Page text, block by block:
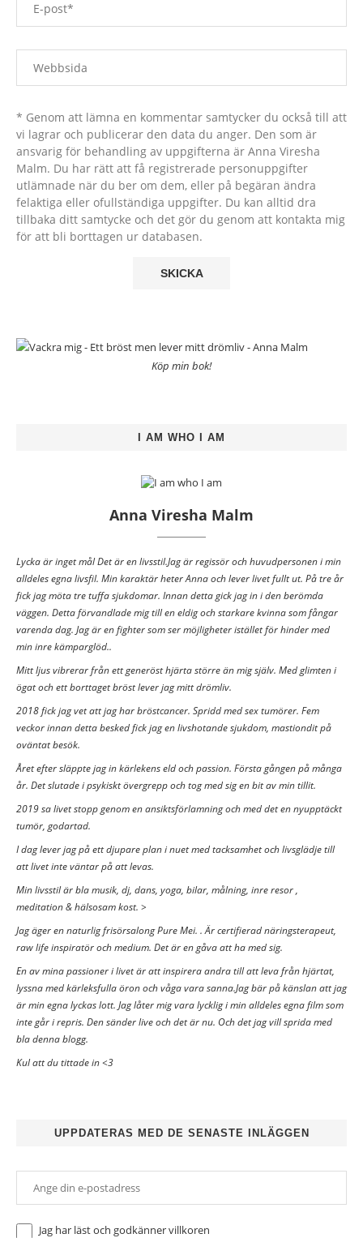
* Genom att lämna en kommentar samtycker du också till att
vi lagrar och publicerar den data du anger. Den som är
ansvarig för behandling av uppgifterna är Anna Viresha
Malm. Du har rätt att få registrerade personuppgifter
utlämnade när du ber om dem, eller på begäran ändra
felaktiga eller ofullständiga uppgifter. Du kan alltid dra
tillbaka ditt samtycke och det gör du genom att kontakta mig
för att bli borttagen ur databasen.
Köp min bok!
I AM WHO I AM
Anna Viresha Malm
Lycka är inget mål Det är en livsstil.Jag är regissör och huvudpersonen i min
alldeles egna livsfil. Min karaktär heter Anna och lever livet fullt ut. På tre år
fick jag möta tre tuffa sjukdomar. Innan detta gick jag in i den berömda
väggen. Detta förvandlade mig till en eldig och starkare kvinna som fångar
varenda dag. Jag är en fighter som ser möjligheter istället för hinder med
min inre kämparglöd..
Mitt ljus vibrerar från ett generöst hjärta större än mig själv. Med glimten i
ögat och ett borttaget bröst lever jag mitt drömliv.
2018 fick jag vet att jag har bröstcancer. Spridd med sex tumörer. Fem
veckor innan detta besked fick jag en livshotande sjukdom, mastiondit på
oväntat besök.
Året efter släppte jag in kärlekens eld och passion. Första gången på många
år. Det slutade i psykiskt övergrepp och tog med sig en bit av min tillit.
2019 sa livet stopp genom en ansiktsförlamning och med det en nyupptäckt
tumör, godartad.
I dag lever jag på ett djupare plan i nuet med tacksamhet och livsglädje till
att livet inte väntar på att levas.
Min livsstil är bla musik, dj, dans, yoga, bilar, målning, inre resor ,
meditation & hälsosam kost. >
Jag äger en naturlig frisörsalong Pure Mei. . Är certifierad näringsterapeut,
raw life inspiratör och medium. Det är en gåva att ha med sig.
En av mina passioner i livet är att inspirera andra till att leva från hjärtat,
lyssna med kärleksfulla öron och våga vara sanna.Jag bär på känslan att jag
är min egna lyckas lott. Jag låter mig vara lycklig i min alldeles egna film som
inte går i repris. Den sänder live och det är nu. Och det jag vill sprida med
bla denna blogg.
Kul att du tittade in <3
UPPDATERAS MED DE SENASTE INLÄGGEN
Jag har läst och godkännervillkoren